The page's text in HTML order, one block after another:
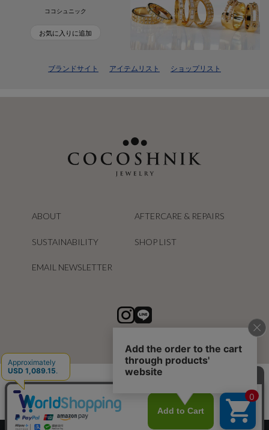
ココシュニック
お気に入りに追加
ブランドサイト アイテムリスト ショップリスト
ABOUT AFTERCARE & REPAIRS
SUSTAINABILITY SHOP LIST
EMAIL NEWSLETTER